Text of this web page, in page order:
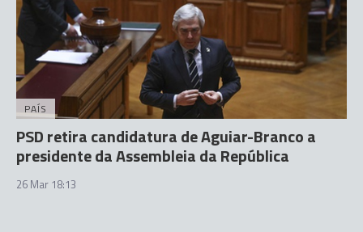
PAÍS
PSD retira candidatura de Aguiar-Branco a
presidente da Assembleia da República
26 Mar 18:13